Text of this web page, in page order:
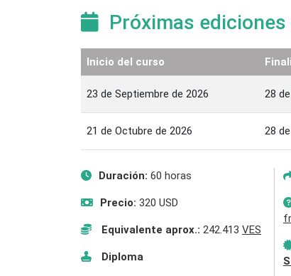
Próximas
Inicio del curso
23 de Septiembre de 2026 28
21 de Octubre de 2026 28
Duración: 60 horas
Precio: 320 USD
Equivalente aprox.: 242.413 VES
Diploma